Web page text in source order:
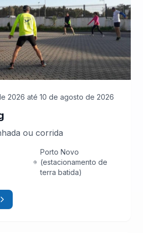
2026 até 10 de agosto de 2026
ou corrida
Porto Novo
(estacionamento de
terra batida)